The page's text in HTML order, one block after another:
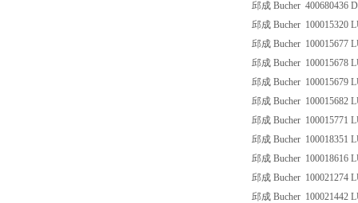
邱成 Bucher 400680436
邱成 Bucher 100015320
邱成 Bucher 100015677
邱成 Bucher 100015678
邱成 Bucher 100015679
邱成 Bucher 100015682
邱成 Bucher 100015771
邱成 Bucher 100018351
邱成 Bucher 100018616
邱成 Bucher 100021274
邱成 Bucher 100021442